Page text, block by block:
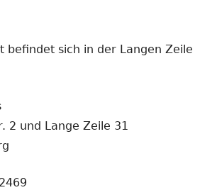
befindet sich in der Langen Zeile
2 und Lange Zeile 31